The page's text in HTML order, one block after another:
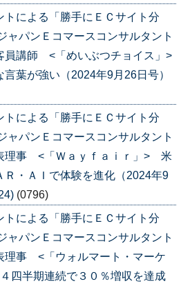
トによる「勝手にＥＣサイト分
パンＥコマースコンサルタント
講師 <「めいぶつチョイス」>
葉が強い（2024年9月26日号）
トによる「勝手にＥＣサイト分
パンＥコマースコンサルタント
理事 <「Ｗａｙｆａｉｒ」> 米
Ｒ・ＡＩで体験を進化（2024年9
(0796)
トによる「勝手にＥＣサイト分
パンＥコマースコンサルタント
事 <「ウォルマート・マーケ
四半期連続で３０％増収を達成